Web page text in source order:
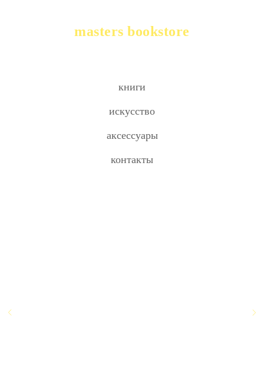
masters bookstore
книги
искусство
аксессуары
контакты